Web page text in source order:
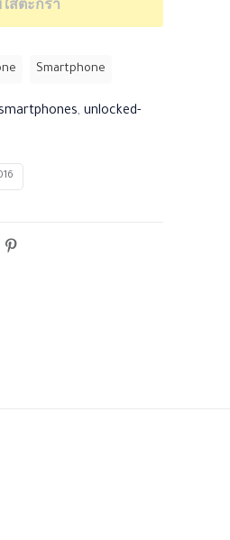
ส่ตะกร้า
smartphones, unlocked-
Smartphone